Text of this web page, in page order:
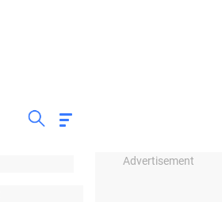
Advertisement